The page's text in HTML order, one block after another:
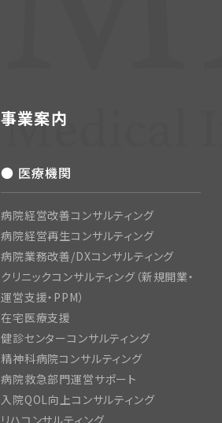
事業案内
● 医療機関
病院経営改善コンサルティング
病院経営再生コンサルティング
病院業務改善/DXコンサルティング
クリニックコンサルティング（新規開業・
運営支援・PPM）
在宅医療支援
健診センターコンサルティング
精神科病院コンサルティング
病院救急部門運営サポート
入院QOL向上コンサルティング
リハコンサルティング